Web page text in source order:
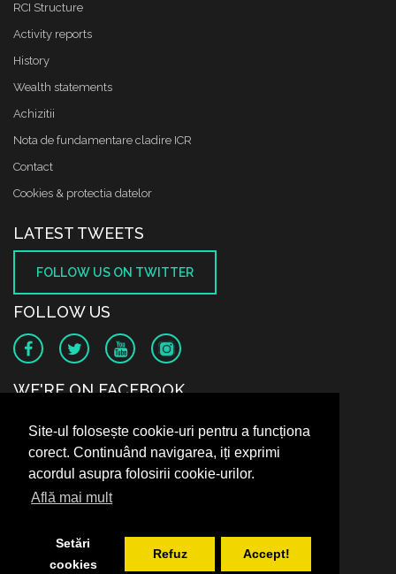
Site-ul folosește cookie-uri pentru a funcționa
corect. Continuând navigarea, iți exprimi
acordul asupra folosirii cookie-urilor.
Află mai mult
Setări
cookies
Refuz Accept!
RCI Structure
Activity reports
History
Wealth statements
Achizitii
Nota de fundamentare cladire ICR
Contact
Cookies & protectia datelor
LATEST TWEETS
FOLLOW US ON TWITTER
FOLLOW US
WE'RE ON FACEBOOK